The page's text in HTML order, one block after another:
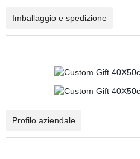
Imballaggio e spedizione
Profilo aziendale